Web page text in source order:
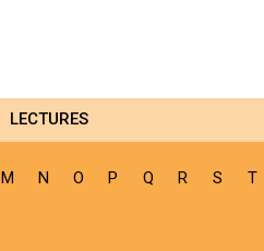
LECTURES
M N O P Q R S T